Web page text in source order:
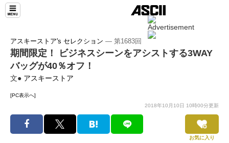
アスキーストア's セレクション ― 第1683回
期間限定！ ビジネスシーンをアシストする3WAY
バッグが40％オフ！
文● アスキーストア
[PC表示へ]
2018年10月10日 10時00分更新
お気に入り